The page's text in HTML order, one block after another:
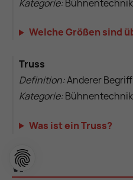
Kategorie:
Welche Größen sind
Truss
Definition:Anderer
Kategorie:
Was ist ein Truss?
W